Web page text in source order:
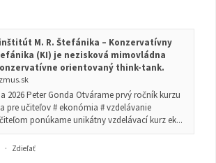
M. R. Štefánika – Konzervatívny
(KI) je nezisková mimovládna
orientovaný think-tank.
2026 Peter Gonda Otvárame prvý ročník kurzu
pre učiteľov # ekonómia # vzdelávanie
ponúkame unikátny vzdelávací kurz ek...
· Zdieľať